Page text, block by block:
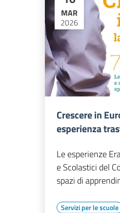
MAR
2026
Crescere in
esperienza
Le esperienze
e Scolastici del
spazi di
Servizi per le scuole